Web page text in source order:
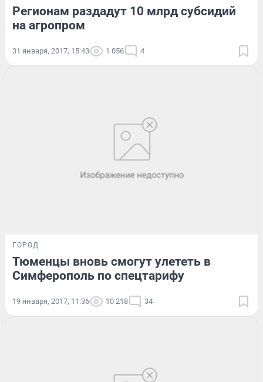
Регионам раздадут 10 млрд субсидий
на агропром
31 января, 2017, 15:43 1 056 4
ГОРОД
Тюменцы вновь смогут улететь в
Симферополь по спецтарифу
19 января, 2017, 11:36 10 218 34